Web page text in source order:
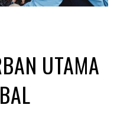
UTAMA